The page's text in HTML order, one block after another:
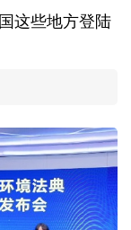
这些地方登陆
关”
正落地生“金”